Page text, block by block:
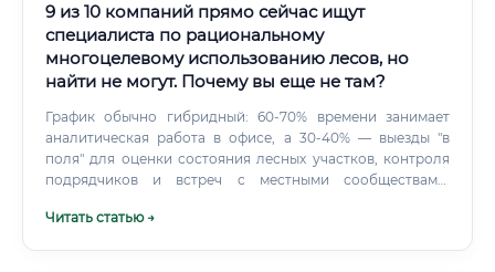
должности лесника (техническая, не требует высшего
образования), накапливая практический опыт;
Параллельно обучаться заочно в профильном вузе для
последующего карьерного роста. Практика показывает:
большинство работодателей в отрасли ценят мотивацию
и готовность к полевой работе выше, чем формальный
стаж.
9 из 10 компаний прямо сейчас ищут
специалиста по рациональному
многоцелевому использованию лесов, но
найти не могут. Почему вы еще не там?
График обычно гибридный: 60-70% времени занимает
аналитическая работа в офисе, а 30-40% — выезды "в
поля" для оценки состояния лесных участков, контроля
подрядчиков и встреч с местными сообществами.
лучший выбор? На рынке труда есть несколько
Читать статью →